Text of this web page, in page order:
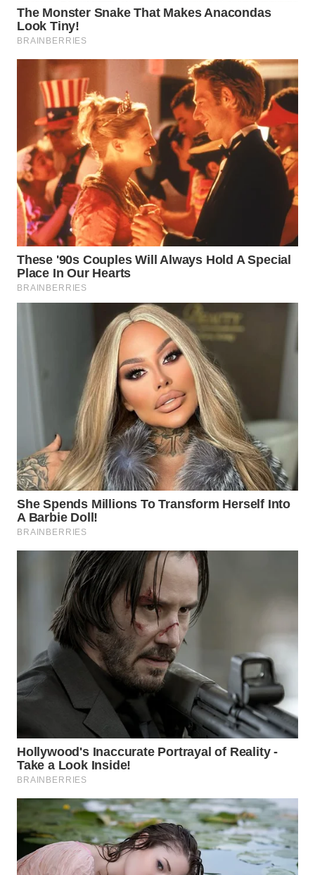
WN
SULUT
WN
MALUKU
WN
MALUT
WN
DAIRI
WN
DANAU
TOBA
WN
NIAS
WN
TANJUNG
LESUNG
WN
SIMALUNGUN
WN
LABUHANBATU
WN
TAPANULI
WN DELI
SERDANG
WN
TEBING
TINGGI
WN